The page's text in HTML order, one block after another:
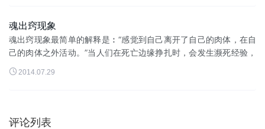
魂出窍现象
魂出窍现象最简单的解释是︰“感觉到自己离开了自己的肉体，在自
己的肉体之外活动。”当人们在死亡边缘挣扎时，会发生濒死经验，
很多时灵魂出窍是濒死经验的其中一部份。当濒死者昏迷时，他...
 2014.07.29
评论列表